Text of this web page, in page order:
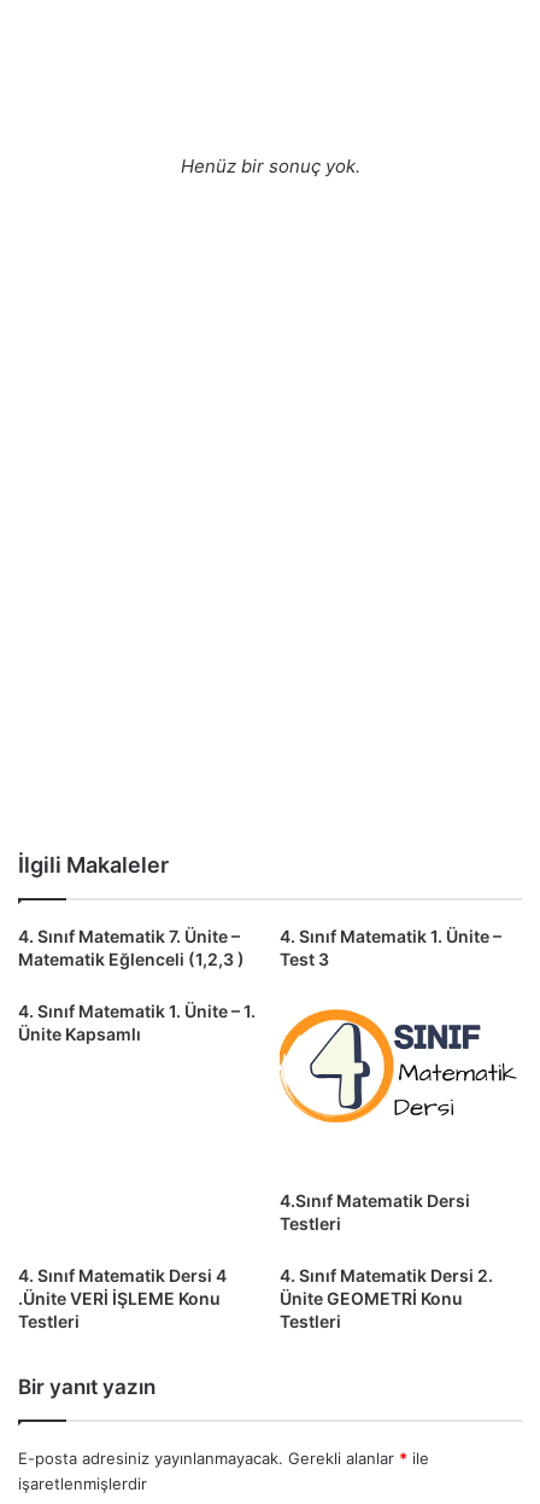
Henüz bir sonuç yok.
İlgili Makaleler
4. Sınıf Matematik 7. Ünite –
Matematik Eğlenceli (1,2,3 )
4. Sınıf Matematik 1. Ünite –
Test 3
4. Sınıf Matematik 1. Ünite – 1.
Ünite Kapsamlı
4.Sınıf Matematik Dersi
Testleri
4. Sınıf Matematik Dersi 4
.Ünite VERİ İŞLEME Konu
Testleri
4. Sınıf Matematik Dersi 2.
Ünite GEOMETRİ Konu
Testleri
Bir yanıt yazın
E-posta adresiniz yayınlanmayacak. Gerekli alanlar * ile
işaretlenmişlerdir